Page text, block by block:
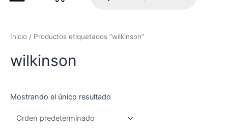
Inicio / Productos etiquetados “wilkinson”
wilkinson
Mostrando el único resultado